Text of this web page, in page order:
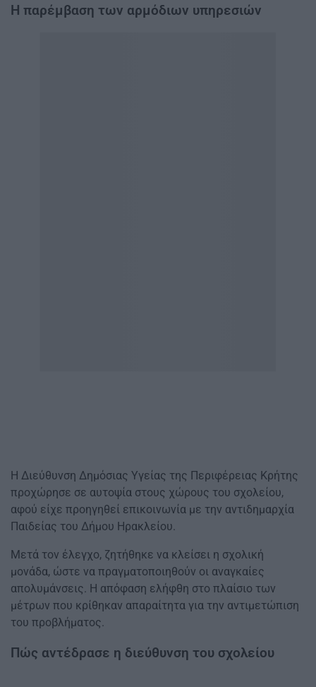
Η παρέμβαση των αρμόδιων υπηρεσιών
Η Διεύθυνση Δημόσιας Υγείας της Περιφέρειας Κρήτης
προχώρησε σε αυτοψία στους χώρους του σχολείου,
αφού είχε προηγηθεί επικοινωνία με την αντιδημαρχία
Παιδείας του Δήμου Ηρακλείου.
Μετά τον έλεγχο, ζητήθηκε να κλείσει η σχολική
μονάδα, ώστε να πραγματοποιηθούν οι αναγκαίες
απολυμάνσεις. Η απόφαση ελήφθη στο πλαίσιο των
μέτρων που κρίθηκαν απαραίτητα για την αντιμετώπιση
του προβλήματος.
Πώς αντέδρασε η διεύθυνση του σχολείου